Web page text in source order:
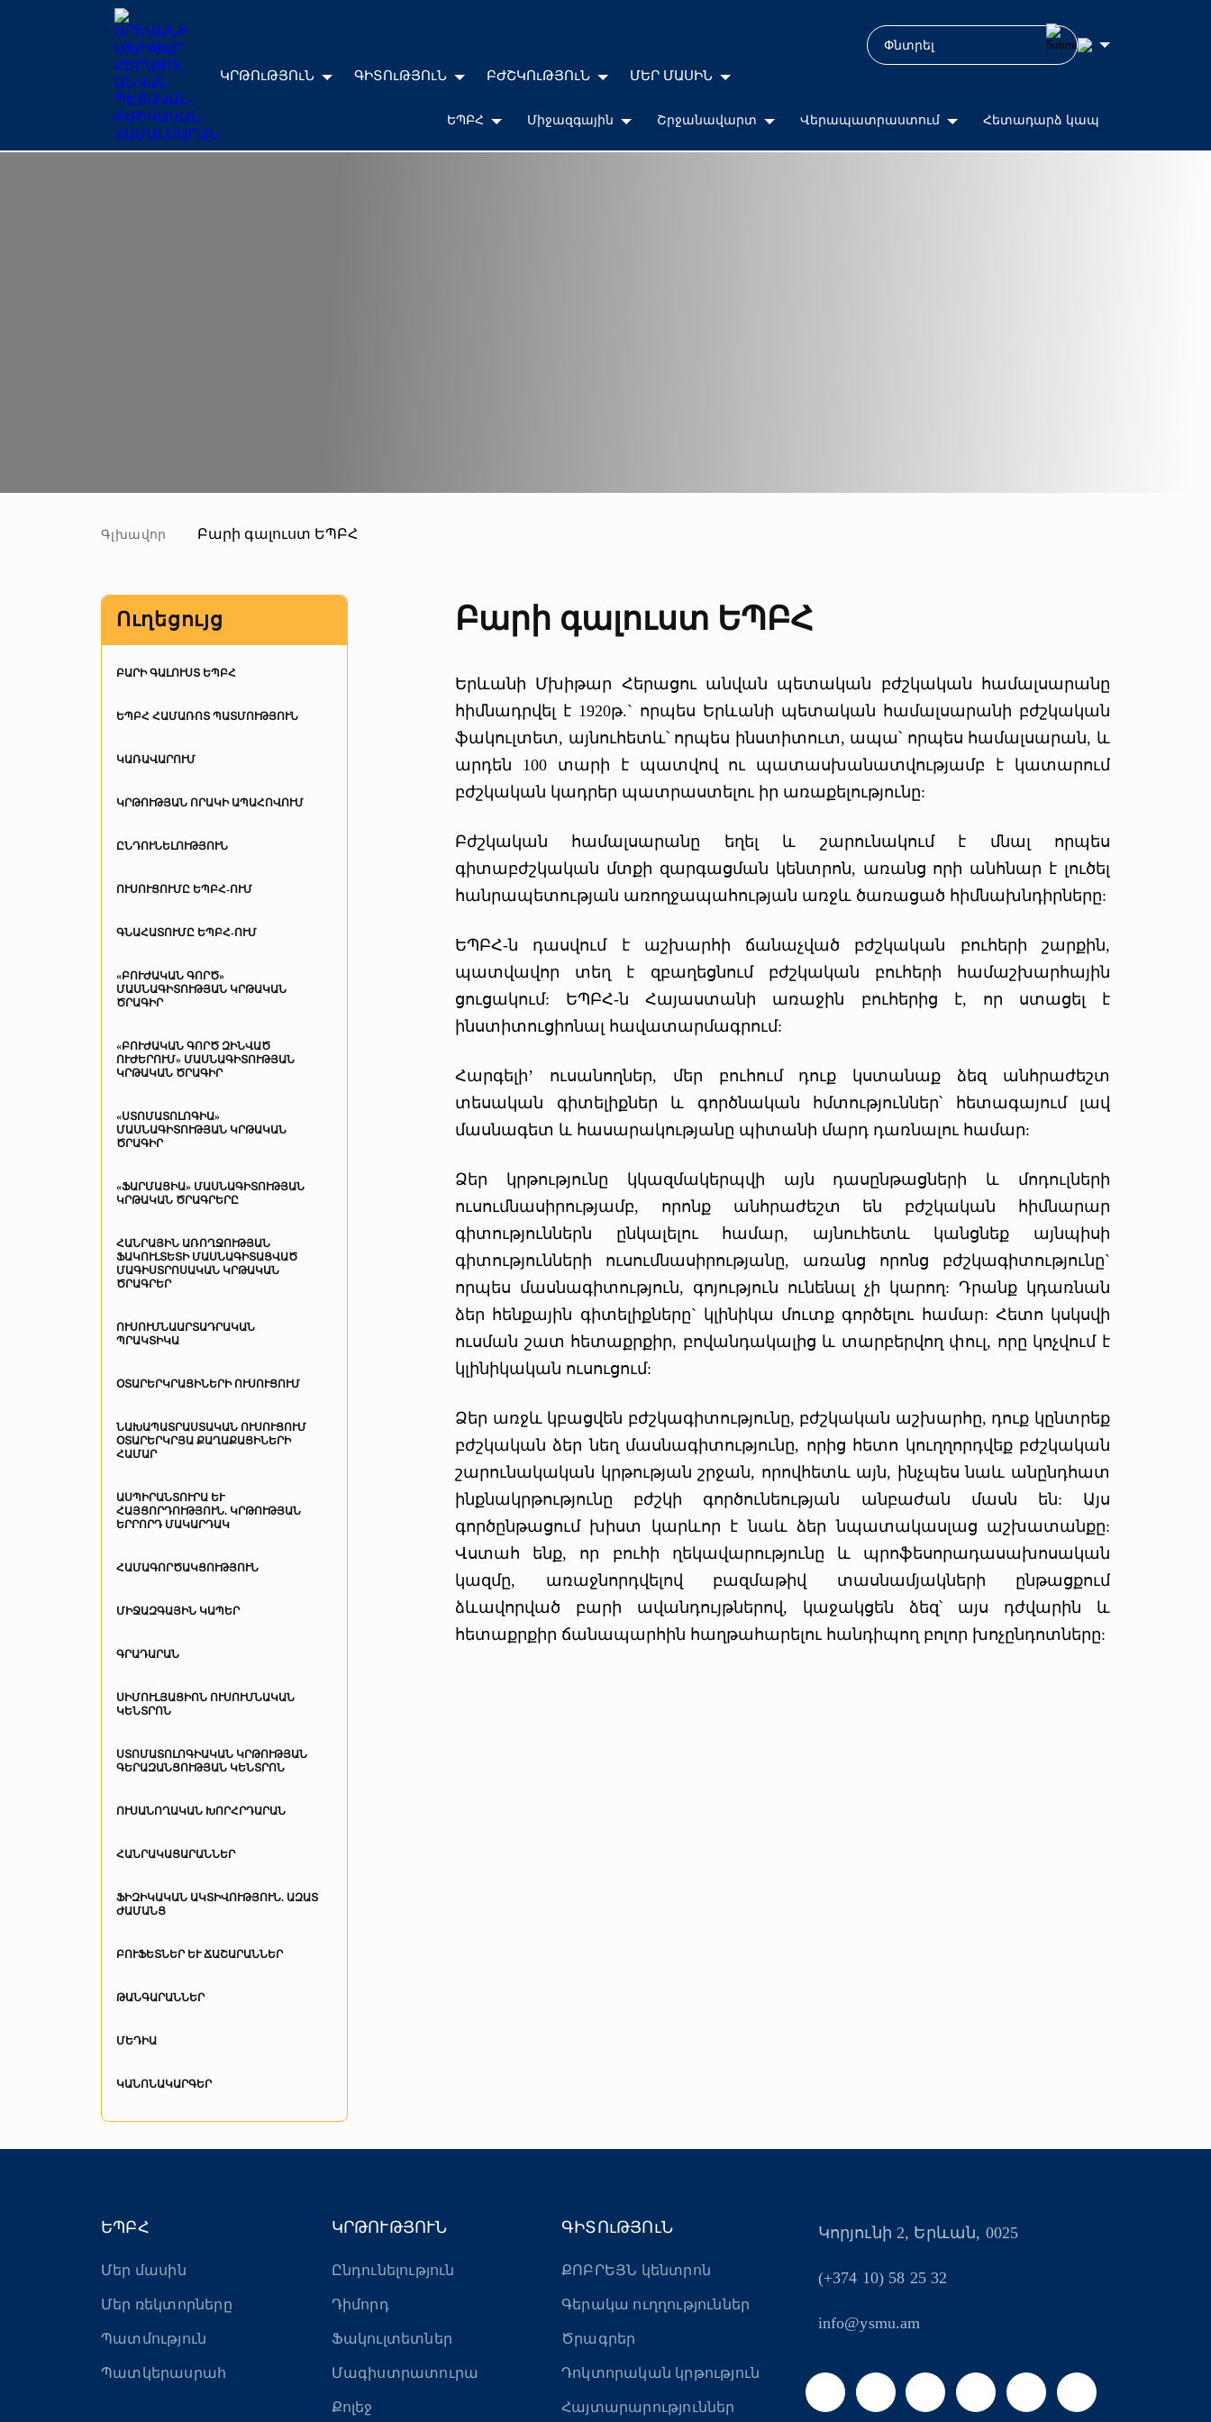
ԿՐԹՈւԹՅՈւՆ ԳԻՏՈւԹՅՈւՆ ԲԺՇԿՈւԹՅՈւՆ ՄԵՐ ՄԱՍԻՆ
ԵՊԲՀ Միջազգային Շրջանավարտ Վերապատրաստում Հետադարձ կապ
Գլխավոր Բարի գալուստ ԵՊԲՀ
Ուղեցույց
ԲԱՐԻ ԳԱԼՈՒՍՏ ԵՊԲՀ
ԵՊԲՀ ՀԱՄԱՌՈՏ ՊԱՏՄՈՒԹՅՈՒՆ
ԿԱՌԱՎԱՐՈՒՄ
ԿՐԹՈՒԹՅԱՆ ՈՐԱԿԻ ԱՊԱՀՈՎՈՒՄ
ԸՆԴՈՒՆԵԼՈՒԹՅՈՒՆ
ՈՒՍՈՒՑՈՒՄԸ ԵՊԲՀ-ՈՒՄ
ԳՆԱՀԱՏՈՒՄԸ ԵՊԲՀ-ՈՒՄ
«ԲՈՒԺԱԿԱՆ ԳՈՐԾ»
ՄԱՍՆԱԳԻՏՈՒԹՅԱՆ ԿՐԹԱԿԱՆ
ԾՐԱԳԻՐ
«ԲՈՒԺԱԿԱՆ ԳՈՐԾ ԶԻՆՎԱԾ
ՈՒԺԵՐՈՒՄ» ՄԱՍՆԱԳԻՏՈՒԹՅԱՆ
ԿՐԹԱԿԱՆ ԾՐԱԳԻՐ
«ՍՏՈՄԱՏՈԼՈԳԻԱ»
ՄԱՍՆԱԳԻՏՈՒԹՅԱՆ ԿՐԹԱԿԱՆ
ԾՐԱԳԻՐ
«ՖԱՐՄԱՑԻԱ» ՄԱՍՆԱԳԻՏՈՒԹՅԱՆ
ԿՐԹԱԿԱՆ ԾՐԱԳՐԵՐԸ
ՀԱՆՐԱՅԻՆ ԱՌՈՂՋՈՒԹՅԱՆ
ՖԱԿՈՒԼՏԵՏԻ ՄԱՍՆԱԳԻՏԱՑՎԱԾ
ՄԱԳԻՍՏՐՈՍԱԿԱՆ ԿՐԹԱԿԱՆ
ԾՐԱԳՐԵՐ
ՈՒՍՈՒՄՆԱԱՐՏԱԴՐԱԿԱՆ
ՊՐԱԿՏԻԿԱ
ՕՏԱՐԵՐԿՐԱՑԻՆԵՐԻ ՈՒՍՈՒՑՈՒՄ
ՆԱԽԱՊԱՏՐԱՍՏԱԿԱՆ ՈՒՍՈՒՑՈՒՄ
ՕՏԱՐԵՐԿՐՅԱ ՔԱՂԱՔԱՑԻՆԵՐԻ
ՀԱՄԱՐ
ԱՍՊԻՐԱՆՏՈՒՐԱ ԵՒ Հ
ԱՅՑՈՐԴՈՒԹՅՈՒՆ. ԿՐԹՈՒԹՅԱՆ Ե
ՐՐՈՐԴ ՄԱԿԱՐԴԱԿ
ՀԱՄԱԳՈՐԾԱԿՑՈՒԹՅՈՒՆ
ՄԻՋԱԶԳԱՅԻՆ ԿԱՊԵՐ
ԳՐԱԴԱՐԱՆ
ՍԻՄՈՒԼՅԱՑԻՈՆ ՈՒՍՈՒՄՆԱԿԱՆ
ԿԵՆՏՐՈՆ
ՍՏՈՄԱՏՈԼՈԳԻԱԿԱՆ ԿՐԹՈՒԹՅԱՆ
ԳԵՐԱԶԱՆՑՈՒԹՅԱՆ ԿԵՆՏՐՈՆ
ՈՒՍԱՆՈՂԱԿԱՆ ԽՈՐՀՐԴԱՐԱՆ
ՀԱՆՐԱԿԱՑԱՐԱՆՆԵՐ
ՖԻԶԻԿԱԿԱՆ ԱԿՏԻՎՈՒԹՅՈՒՆ. ԱԶԱՏ
ԺԱՄԱՆՑ
ԲՈՒՖԵՏՆԵՐ ԵՒ ՃԱՇԱՐԱՆՆԵՐ
ԹԱՆԳԱՐԱՆՆԵՐ
ՄԵԴԻԱ
ԿԱՆՈՆԱԿԱՐԳԵՐ
Բարի գալուստ ԵՊԲՀ
Երևանի Մխիթար Հերացու անվան պետական բժշկական համալսարանը
հիմնադրվել է 1920թ.` որպես Երևանի պետական համալսարանի բժշկական
ֆակուլտետ, այնուհետև՝ որպես ինստիտուտ, ապա՝ որպես համալսարան, և
արդեն 100 տարի է պատվով ու պատասխանատվությամբ է կատարում
բժշկական կադրեր պատրաստելու իր առաքելությունը:
Բժշկական համալսարանը եղել և շարունակում է մնալ որպես
գիտաբժշկական մտքի զարգացման կենտրոն, առանց որի անհնար է լուծել
հանրապետության առողջապահության առջև ծառացած հիմնախնդիրները:
ԵՊԲՀ-ն դասվում է աշխարհի ճանաչված բժշկական բուհերի շարքին,
պատվավոր տեղ է զբաղեցնում բժշկական բուհերի համաշխարհային
ցուցակում: ԵՊԲՀ-ն Հայաստանի առաջին բուհերից է, որ ստացել է
ինստիտուցիոնալ հավատարմագրում:
Հարգելի’ ուսանողներ, մեր բուհում դուք կստանաք ձեզ անհրաժեշտ
տեսական գիտելիքներ և գործնական հմտություններ՝ հետագայում լավ
մասնագետ և հասարակությանը պիտանի մարդ դառնալու համար:
Ձեր կրթությունը կկազմակերպվի այն դասընթացների և մոդուլների
ուսումնասիրությամբ, որոնք անհրաժեշտ են բժշկական հիմնարար
գիտություններն ընկալելու համար, այնուհետև կանցնեք այնպիսի
գիտությունների ուսումնասիրությանը, առանց որոնց բժշկագիտությունը`
որպես մասնագիտություն, գոյություն ունենալ չի կարող: Դրանք կդառնան
ձեր հենքային գիտելիքները` կլինիկա մուտք գործելու համար: Հետո կսկսվի
ուսման շատ հետաքրքիր, բովանդակալից և տարբերվող փուլ, որը կոչվում է
կլինիկական ուսուցում:
Ձեր առջև կբացվեն բժշկագիտությունը, բժշկական աշխարհը, դուք կընտրեք
բժշկական ձեր նեղ մասնագիտությունը, որից հետո կուղղորդվեք բժշկական
շարունակական կրթության շրջան, որովհետև այն, ինչպես նաև անընդհատ
ինքնակրթությունը բժշկի գործունեության անբաժան մասն են: Այս
գործընթացում խիստ կարևոր է նաև ձեր նպատակասլաց աշխատանքը:
Վստահ ենք, որ բուհի ղեկավարությունը և պրոֆեսորադասախոսական
կազմը, առաջնորդվելով բազմաթիվ տասնամյակների ընթացքում
ձևավորված բարի ավանդույթներով, կաջակցեն ձեզ՝ այս դժվարին և
հետաքրքիր ճանապարհին հաղթահարելու հանդիպող բոլոր խոչընդոտները:
ԵՊԲՀ
Մեր մասին
Մեր ռեկտորները
Պատմություն
Պատկերասրահ
ԿՐԹՈՒԹՅՈՒՆ
Ընդունելություն
Դիմորդ
Ֆակուլտետներ
Մագիստրատուրա
Քոլեջ
ԳԻՏՈւԹՅՈւՆ
ՔՈԲՐԵՅՆ կենտրոն
Գերակա ուղղություններ
Ծրագրեր
Դոկտորական կրթություն
Հայտարարություններ
Կորյունի 2, Երևան, 0025
(+374 10) 58 25 32
info@ysmu.am